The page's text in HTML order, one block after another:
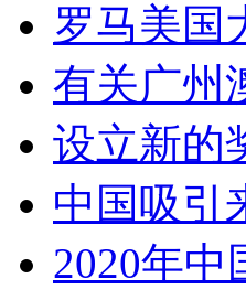
罗马美国
有关广州
设立新的
中国吸引
2020年